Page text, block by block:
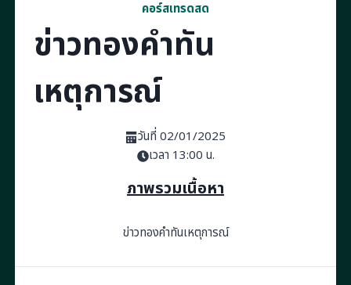
คอร์สเทรดสด
ข่าวทองคำทัน
เหตุการณ์
วันที่ 02/01/2025
เวลา 13:00 น.
ภาพรวมเนื้อหา
ข่าวทองคำทันเหตุการณ์